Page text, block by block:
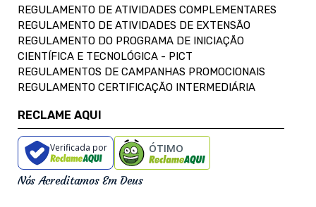
REGULAMENTO DE ATIVIDADES COMPLEMENTARES
REGULAMENTO DE ATIVIDADES DE EXTENSÃO
REGULAMENTO DO PROGRAMA DE INICIAÇÃO
CIENTÍFICA E TECNOLÓGICA - PICT
REGULAMENTOS DE CAMPANHAS PROMOCIONAIS
REGULAMENTO CERTIFICAÇÃO INTERMEDIÁRIA
RECLAME AQUI
Verificada por ÓTIMO
Nós Acreditamos Em Deus